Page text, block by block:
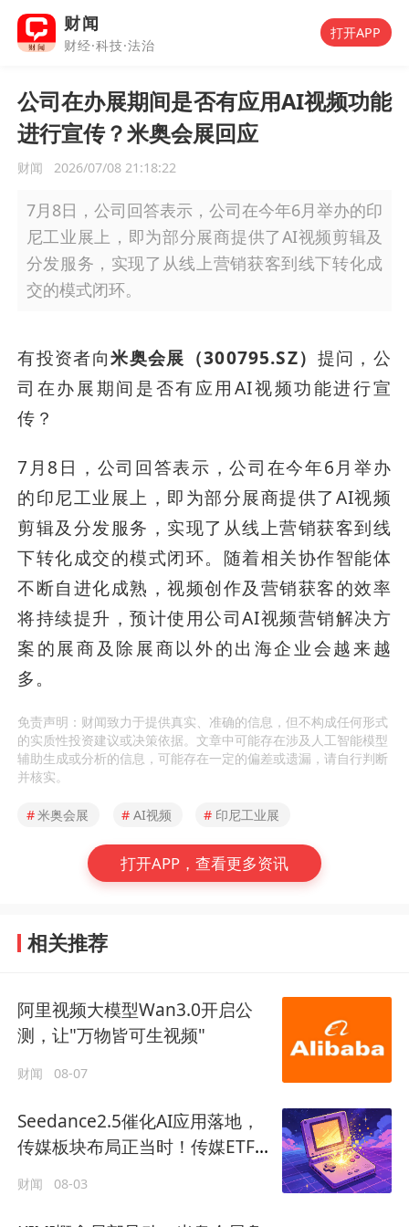
财闻
财经·科技·法治
打开APP
公司在办展期间是否有应用AI视频功能
进行宣传？米奥会展回应
财闻 2026/07/08 21:18:22
7月8日，公司回答表示，公司在今年6月举办的印
尼工业展上，即为部分展商提供了AI视频剪辑及
分发服务，实现了从线上营销获客到线下转化成
交的模式闭环。
有投资者向米奥会展（300795.SZ） 提问，公
司在办展期间是否有应用AI视频功能进行宣
传？
7月8日，公司回答表示，公司在今年6月举办
的印尼工业展上，即为部分展商提供了AI视频
剪辑及分发服务，实现了从线上营销获客到线
下转化成交的模式闭环。随着相关协作智能体
不断自进化成熟，视频创作及营销获客的效率
将持续提升，预计使用公司AI视频营销解决方
案的展商及除展商以外的出海企业会越来越
多。
免责声明：财闻致力于提供真实、准确的信息，但不构成任何形式
的实质性投资建议或决策依据。文章中可能存在涉及人工智能模型
辅助生成或分析的信息，可能存在一定的偏差或遗漏，请自行判断
并核实。
#米奥会展 # AI视频 # 印尼工业展
打开APP，查看更多资讯
相关推荐
阿里视频大模型Wan3.0开启公
测，让"万物皆可生视频"
财闻 08-07
Seedance2.5催化AI应用落地，
传媒板块布局正当时！传媒ETF
财闻 08-03